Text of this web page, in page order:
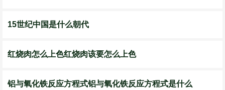
15世纪中国是什么朝代
红烧肉怎么上色红烧肉该要怎么上色
铝与氧化铁反应方程式铝与氧化铁反应方程式是什么